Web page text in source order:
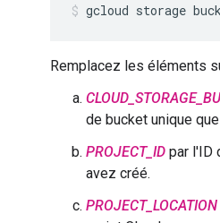
gcloud storage
Remplacez les éléments
de bucket unique
PROJECT_ID par l'ID
avez créé.
PROJECT_LOCATION